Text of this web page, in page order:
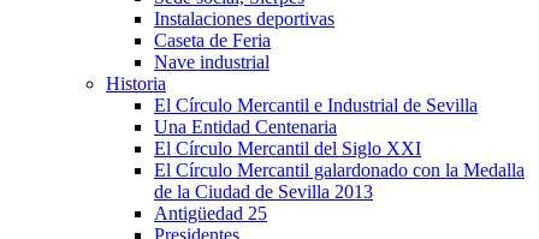
Instalaciones deportivas
Caseta de Feria
Nave industrial
Historia
El Círculo Mercantil e Industrial de Sevilla
Una Entidad Centenaria
El Círculo Mercantil del Siglo XXI
El Círculo Mercantil galardonado con la Medalla
de la Ciudad de Sevilla 2013
Antigüedad 25